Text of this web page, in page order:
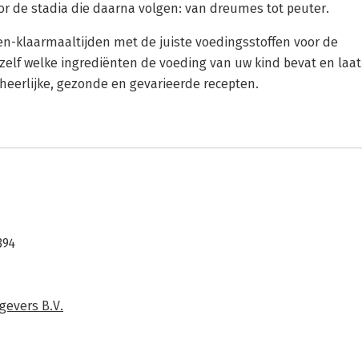
de stadia die daarna volgen: van dreumes tot peuter.
klaarmaaltijden met de juiste voedingsstoffen voor de
welke ingrediënten de voeding van uw kind bevat en laat
gezonde en gevarieerde recepten.
B.V.